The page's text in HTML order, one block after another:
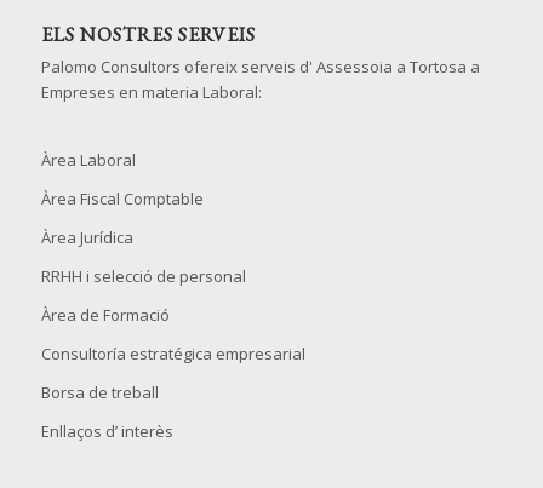
ELS NOSTRES SERVEIS
Palomo Consultors ofereix serveis d' Assessoia a Tortosa a
Empreses en materia Laboral:
Àrea Laboral
Àrea Fiscal Comptable
Àrea Jurídica
RRHH i selecció de personal
Àrea de Formació
Consultoría estratégica empresarial
Borsa de treball
Enllaços d’ interès